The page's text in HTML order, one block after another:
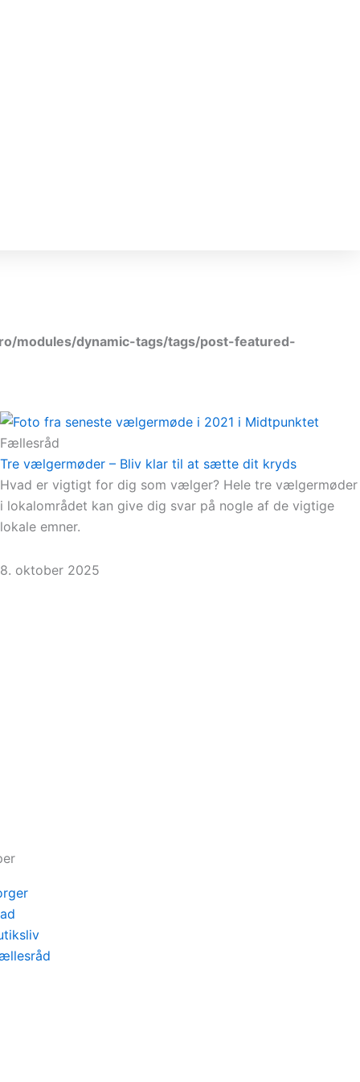
modules/dynamic-tags/tags/post-featured-
Fællesråd
Tre vælgermøder – Bliv klar til at sætte dit kryds
Hvad er vigtigt for dig som vælger? Hele tre vælgermøder
i lokalområdet kan give dig svar på nogle af de vigtige
lokale emner.
8. oktober 2025